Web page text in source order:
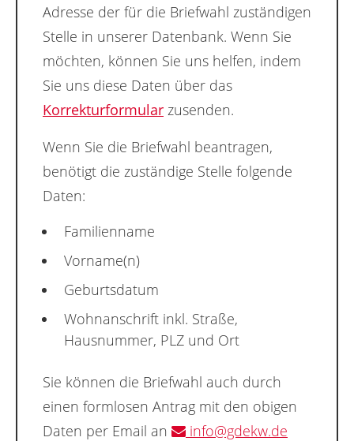
Adresse der für die Briefwahl zuständigen
Stelle in unserer Datenbank. Wenn Sie
möchten, können Sie uns helfen, indem
Sie uns diese Daten über das
Korrekturformular zusenden.
Wenn Sie die Briefwahl beantragen,
benötigt die zuständige Stelle folgende
Daten:
Familienname
Vorname(n)
Geburtsdatum
Wohnanschrift inkl. Straße,
Hausnummer, PLZ und Ort
Sie können die Briefwahl auch durch
einen formlosen Antrag mit den obigen
Daten per Email an
info@gdekw.de